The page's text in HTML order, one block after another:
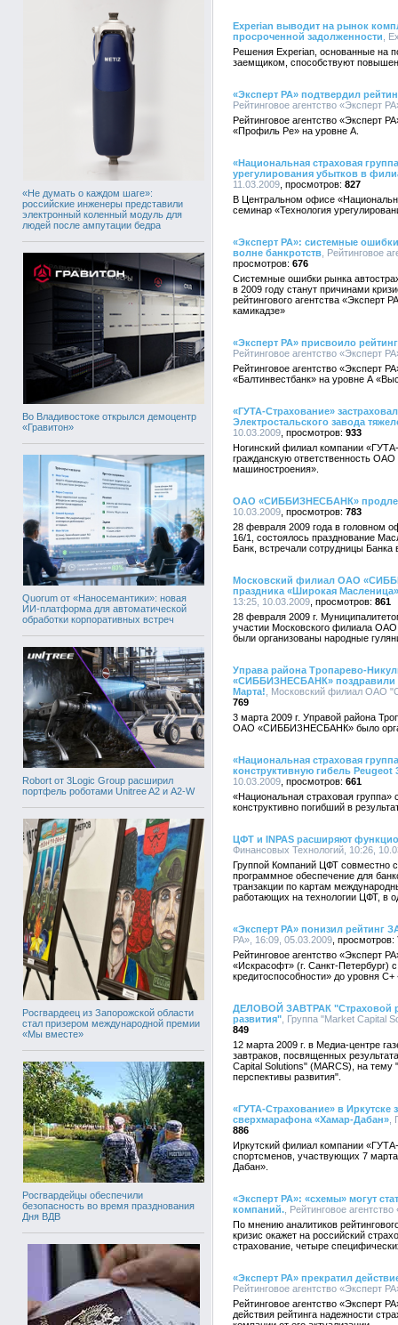
«Не думать о каждом шаге»:
российские инженеры представили
электронный коленный модуль для
людей после ампутации бедра
Во Владивостоке открылся демоцентр
«Гравитон»
Quorum от «Наносемантики»: новая
ИИ-платформа для автоматической
обработки корпоративных встреч
Robort от 3Logic Group расширил
портфель роботами Unitree A2 и A2-W
Росгвардеец из Запорожской области
стал призером международной премии
«Мы вместе»
Росгвардейцы обеспечили
безопасность во время празднования
Дня ВДВ
Experian выводит на рынок
просроченной задолженности ,
Решения Experian, основанные на
заемщиком, способствуют
«Эксперт РА» подтвердил
Рейтинговое агентство «Эксперт
Рейтинговое агентство «Эксперт
«Профиль Ре» на уровне А.
«Национальная страховая
урегулирования убытков в
11.03.2009
827
В Центральном офисе
семинар «Технология
«Эксперт РА»: системные
волне банкротств , Рейтинговое
676
Системные ошибки рынка
в 2009 году станут причинами
рейтингового агентства «Эксперт
камикадзе»
«Эксперт РА» присвоило
Рейтинговое агентство «Эксперт
Рейтинговое агентство «Эксперт
«Балтинвестбанк» на уровне А
«ГУТА-Страхование»
Электростальского завода
10.03.2009
933
Ногинский филиал компании
гражданскую ответственность ОАО
машиностроения».
ОАО «СИББИЗНЕСБАНК»
10.03.2009
783
28 февраля 2009 года в головном
16/1, состоялось празднование
Банк, встречали сотрудницы
Московский филиал ОАО
праздника «Широкая Масленица»
13:25, 10.03.2009
861
28 февраля 2009 г.
участии Московского филиала
были организованы народные
Управа района Тропарево-
«СИББИЗНЕСБАНК» поздравили
Марта! , Московский филиал ОАО
769
3 марта 2009 г. Управой района
ОАО «СИББИЗНЕСБАНК» было
«Национальная страховая
конструктивную гибель Peugeot
10.03.2009
661
«Национальная страховая
конструктивно погибший в
ЦФТ и INPAS расширяют
Финансовых Технологий, 10:26,
Группой Компаний ЦФТ совместно
программное обеспечение для
транзакции по картам
работающих на технологии ЦФТ, в
«Эксперт РА» понизил рейтинг
РА», 16:09, 05.03.2009
Рейтинговое агентство «Эксперт
«Искрасофт» (г. Санкт-Петербург)
кредитоспособности» до уровня
ДЕЛОВОЙ ЗАВТРАК "Страховой
развития" , Группа "Market Capital
849
12 марта 2009 г. в Медиа-центре
завтраков, посвященных
Capital Solutions" (MARCS), на тему
перспективы развития".
«ГУТА-Страхование» в Иркутске
сверхмарафона «Хамар-Дабан»
886
Иркутский филиал компании
спортсменов, участвующих 7
Дабан».
«Эксперт РА»: «схемы» могут
компаний. , Рейтинговое
По мнению аналитиков
кризис окажет на российский
страхование, четыре
«Эксперт РА» прекратил
Рейтинговое агентство «Эксперт
Рейтинговое агентство «Эксперт
действия рейтинга надежности